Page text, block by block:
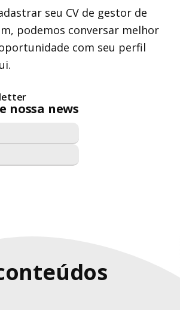
seu CV de gestor de
podemos conversar melhor
com seu perfil
nossa news